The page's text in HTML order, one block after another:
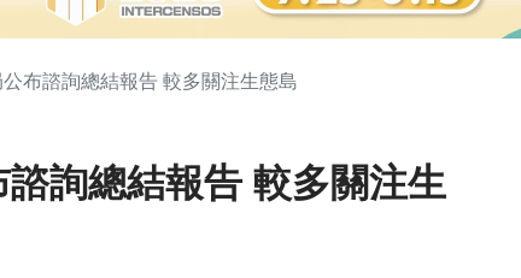
布諮詢總結報告 較多關注生態島
詢總結報告 較多關注生